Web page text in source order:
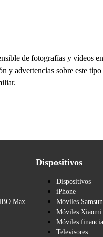
de fotografías y vídeos
y advertencias sobre este
Max
Dispositivos
Dispositivos
iPhone
Móviles
Móviles Xiaomi
Móviles
Televisores